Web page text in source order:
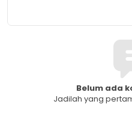
Belum ada
Jadilah yang